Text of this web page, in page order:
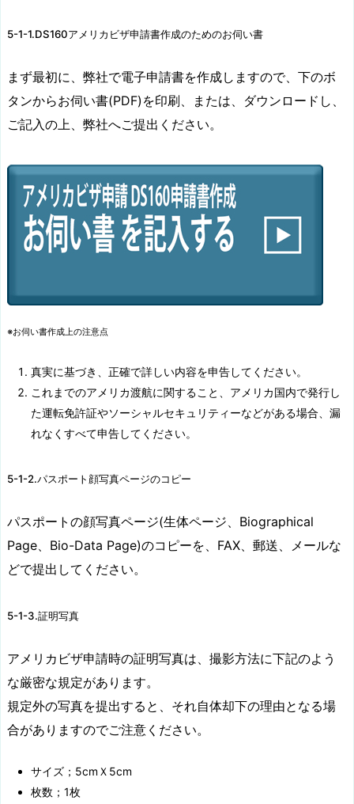
5-1-1.DS160アメリカビザ申請書作成のためのお伺い書
まず最初に、弊社で電子申請書を作成しますので、下のボ
タンからお伺い書(PDF)を印刷、または、ダウンロードし、
ご記入の上、弊社へご提出ください。
※お伺い書作成上の注意点
真実に基づき、正確で詳しい内容を申告してください。
これまでのアメリカ渡航に関すること、アメリカ国内で発行し
た運転免許証やソーシャルセキュリティーなどがある場合、漏
れなくすべて申告してください。
5-1-2.パスポート顔写真ページのコピー
パスポートの顔写真ページ(生体ページ、Biographical
Page、Bio-Data Page)のコピーを、FAX、郵送、メールな
どで提出してください。
5-1-3.証明写真
アメリカビザ申請時の証明写真は、撮影方法に下記のよう
な厳密な規定があります。
規定外の写真を提出すると、それ自体却下の理由となる場
合がありますのでご注意ください。
サイズ；5cmＸ5cm
枚数；1枚